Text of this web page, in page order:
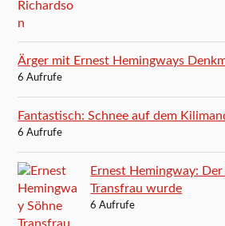
Ärger mit Ernest Hemingways
6 Aufrufe
Fantastisch: Schnee auf dem
6 Aufrufe
Ernest Hemingway:
Transfrau wurde
6 Aufrufe